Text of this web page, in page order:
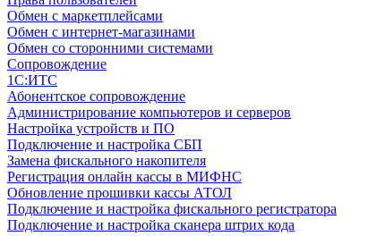
Обмен с маркетплейсами
Обмен с интернет-магазинами
Обмен со сторонними системами
Сопровождение
1C:ИТС
Абонентское сопровождение
Администрирование компьютеров и серверов
Настройка устройств и ПО
Подключение и настройка СБП
Замена фискального накопителя
Регистрация онлайн кассы в МИФНС
Обновление прошивки кассы АТОЛ
Подключение и настройка фискального регистратора
Подключение и настройка сканера штрих кода